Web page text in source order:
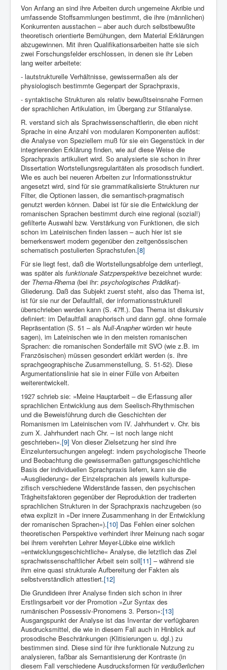
Von Anfang an sind ihre Arbeiten durch ungemeine Akribie und
umfassende Stoffsammlungen bestimmt, die ihre (männlichen)
Konkurrenten ausstachen – aber auch durch selbstbewußte
theoretisch orientierte Bemühungen, dem Material Erklärungen
abzugewinnen. Mit ihren Qualifikationsarbeiten hatte sie sich
zwei Forschungsfelder erschlossen, in denen sie ihr Leben
lang weiter arbeitete:
- lautstrukturelle Verhältnisse, gewissermaßen als der
physiologisch bestimmte Gegenpart der Sprachpraxis,
- syntaktische Strukturen als relativ bewußtseinsnahe Formen
der sprachlichen Artikulation, im Übergang zur Stilanalyse.
R. verstand sich als Sprachwissenschaftlerin, die eben nicht
Sprache in eine Anzahl von modularen Komponenten auflöst:
die Analyse von Speziellem muß für sie ein Gegenstück in der
integrierenden Erklärung finden, wie auf diese Weise die
Sprachpraxis artikuliert wird. So analysierte sie schon in ihrer
Dissertation Wortstellungsregularitäten als prosodisch fundiert.
Wie es auch bei neueren Arbeiten zur Informationsstruktur
angesetzt wird, sind für sie grammatikalisierte Strukturen nur
Filter, die Optionen lassen, die semantisch-pragmatisch
genutzt werden können. Dabei ist für sie die Entwicklung der
romanischen Sprachen bestimmt durch eine regional (sozial!)
gefilterte Auswahl bzw. Verstärkung von Funktionen, die sich
schon im Lateinischen finden lassen – auch hier ist sie
bemerkenswert modern gegenüber den zeitgenössischen
schematisch postulierten Sprachstufen.[8]
Für sie liegt fest, daß die Wortstellungsabfolge dem unterliegt,
was später als funktionale Satzperspektive bezeichnet wurde:
der Thema-Rhema (bei ihr: psychologisches Prädikat)-
Gliederung. Daß das Subjekt zuerst steht, also das Thema ist,
ist für sie nur der Defaultfall, der informationsstrukturell
überschrieben werden kann (S. 47ff.). Das Thema ist diskursiv
definiert: im Defaultfall anaphorisch und dann ggf. ohne formale
Repräsentation (S. 51 – als Null-Anapherwürden wir heute
sagen), im Lateinischen wie in den meisten romanischen
Sprachen: die romanischen Sonderfälle mit SVO (wie z.B. im
Französischen) müssen gesondert erklärt werden (s. ihre
sprachgeographische Zusammenstellung, S. 51-52). Diese
Argumentationslinie hat sie in einer Fülle von Arbeiten
weiterentwickelt.
1927 schrieb sie: »Meine Hauptarbeit – die Erfassung aller
sprachlichen Entwicklung aus dem Seelisch-Rhythmischen
und die Be­weisführung durch die Geschichten der
Romanismen im Lateinischen vom IV. Jahrhundert v. Chr. bis
zum X. Jahrhundert nach Chr. – ist noch lange nicht
geschrieben«.[9] Von dieser Ziel­setzung her sind ihre
Einzeluntersuchungen angelegt: indem psycho­logische Theorie
und Beobachtung die gewissermaßen gattungsge­schichtliche
Basis der individuellen Sprachpraxis liefern, kann sie die
»Ausgliederung« der Einzelsprachen als jeweils kulturspe­
zifisch verschiedene Widerstände fassen, den psychischen
Träg­heitsfaktoren gegenüber der Reproduktion der tradierten
sprachli­chen Strukturen in der Sprachpraxis nachzugeben (so
etwa explizit in »Der innere Zusammenhang in der Entwicklung
der romanischen Sprachen«).[10] Das Fehlen einer solchen
theoretischen Perspektive verhindert ihrer Meinung nach sogar
bei ihrem verehrten Lehrer Meyer-Lübke eine wirklich
»entwicklungsge­schichtliche« Analyse, die letztlich das Ziel
sprachwissenschaft­licher Arbeit sein soll[11] – während sie
ihm eine quasi strukturale Aufbereitung der Fakten als
selbstver­ständlich attestiert.[12]
Die Grundideen ihrer Analyse finden sich schon in ihrer
Erstlingsarbeit vor der Promotion »Zur Syntax des
rumänischen Possessiv-Pronomens 3. Person«:[13]
Ausgangspunkt der Analyse ist das Inventar der verfügbaren
Ausdrucksmittel, die wie in diesem Fall auch in Hinblick auf
prosodische Beschränkungen (Klitisierungen u. dgl.) zu
bestimmen sind. Diese sind für ihre funktionale Nutzung zu
analysieren, faßbar als Semantisierung der Kontraste (in
diesem Fall verschiedene Ausdrucksformen für veräußerlichen